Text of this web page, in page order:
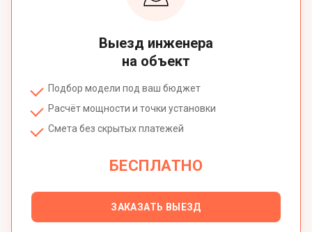
Выезд инженера
на объект
Подбор модели под ваш бюджет
Расчёт мощности и точки установки
Смета без скрытых платежей
БЕСПЛАТНО
ЗАКАЗАТЬ ВЫЕЗД